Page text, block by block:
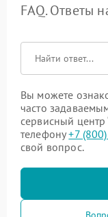
FAQ. Ответы
Вы можете
часто
сервисный
телефону+7
свой вопрос.